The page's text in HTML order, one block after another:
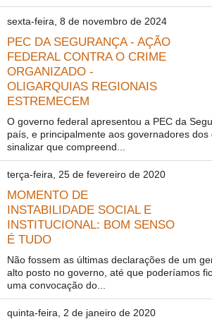
sexta-feira, 8 de novembro de 2024
PEC DA SEGURANÇA - AÇÃO
FEDERAL CONTRA O CRIME
ORGANIZADO -
OLIGARQUIAS REGIONAIS
ESTREMECEM
O governo federal apresentou a PEC da
país, e principalmente aos governadores dos
sinalizar que compreend...
terça-feira, 25 de fevereiro de 2020
MOMENTO DE
INSTABILIDADE SOCIAL E
INSTITUCIONAL: BOM SENSO
É TUDO
Não fossem as últimas declarações de um
alto posto no governo, até que poderíamos
uma convocação do...
quinta-feira, 2 de janeiro de 2020